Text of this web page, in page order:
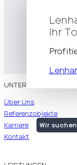
Ihr
UNTERNEHMEN
Über Uns
Referenzobjekte
Karriere
Wir suchen
Kontakt